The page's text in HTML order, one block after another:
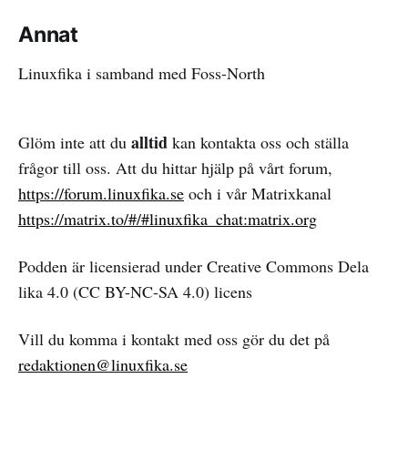
Annat
Linuxfika i samband med Foss-North
Glöm inte att du alltid kan kontakta oss och ställa
frågor till oss. Att du hittar hjälp på vårt forum,
https://forum.linuxfika.se och i vår Matrixkanal
https://matrix.to/#/#linuxfika_chat:matrix.org
Podden är licensierad under Creative Commons Dela
lika 4.0 (CC BY-NC-SA 4.0) licens
Vill du komma i kontakt med oss gör du det på
redaktionen@linuxfika.se